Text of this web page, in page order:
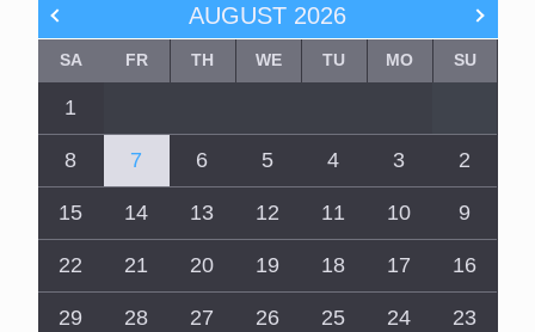
AUGUST 2026
SU
MO
TU
WE
TH
FR
SA
1
2
3
4
5
6
7
8
9
10
11
12
13
14
15
16
17
18
19
20
21
22
23
24
25
26
27
28
29